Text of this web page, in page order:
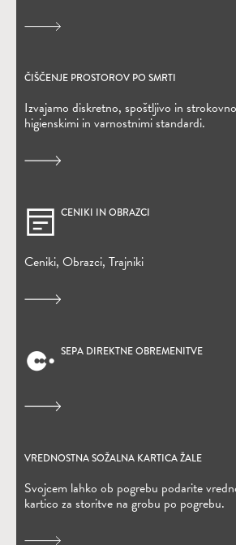
ČIŠČENJE PROSTOROV PO SMRTI
Izvajamo diskretno, spoštljivo in
higienskimi in varnostnimi standardi.
CENIKI IN OBRAZCI
Ceniki, Obrazci, Trajniki
SEPA DIREKTNE OBREMENITVE
(Odpre se v novem oknu)
VREDNOSTNA SOŽALNA KARTICA ŽALE
Svojcem lahko ob pogrebu podarite
kartico za storitve na grobu po pogrebu.
(Odpre se v novem oknu)